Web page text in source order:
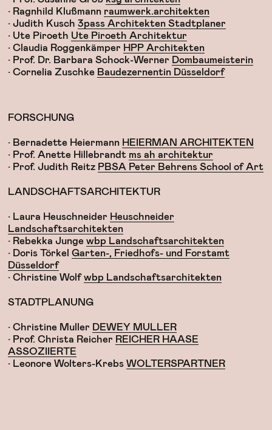
• Ragnhild Klußmann raumwerk.architekten
• Judith Kusch 3pass Architekten Stadtplaner
• Ute Piroeth Ute Piroeth Architektur
• Claudia Roggenkämper HPP Architekten
• Prof. Dr. Barbara Schock-Werner Dombaumeisterin
• Cornelia Zuschke Baudezernentin Düsseldorf
FORSCHUNG
• Bernadette Heiermann HEIERMAN ARCHITEKTEN
• Prof. Anette Hillebrandt ms ah architektur
• Prof. Judith Reitz PBSA Peter Behrens School of Art
LANDSCHAFTSARCHITEKTUR
• Laura Heuschneider Heuschneider
Landschaftsarchitekten
• Rebekka Junge wbp Landschaftsarchitekten
• Doris Törkel Garten-, Friedhofs- und Forstamt
Düsseldorf
• Christine Wolfwbp Landschaftsarchitekten
STADTPLANUNG
• Christine Muller DEWEY MULLER
• Prof. Christa Reicher REICHER HAASE
ASSOZIIERTE
• Leonore Wolters-Krebs WOLTERSPARTNER